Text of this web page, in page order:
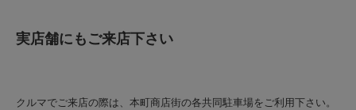
実店舗にもご来店下さい
クルマでご来店の際は、本町商店街の各共同駐車場をご利用下さい。